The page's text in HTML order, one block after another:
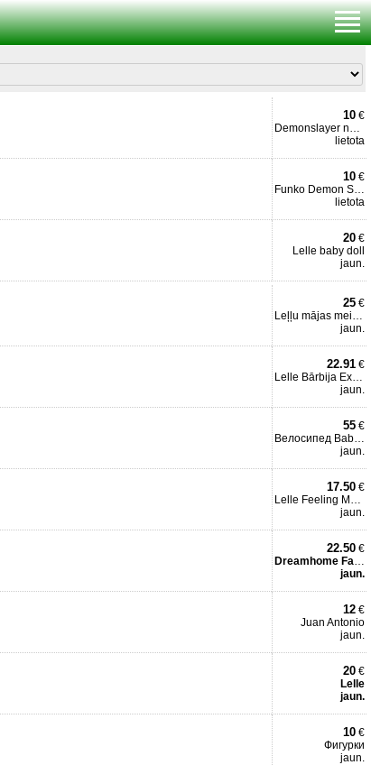
10 €
Demonslayer nezuko kamado
lietota
10 €
Funko Demon Slayer Spider
lietota
20 €
Lelle baby doll
jaun.
25 €
Leļļu mājas meitenēm
jaun.
22.91 €
Lelle Bārbija Extra Fancy
jaun.
55 €
Велосипед Baby born
jaun.
17.50 €
Lelle Feeling Mother
jaun.
22.50 €
Dreamhome Family 6 leļļu māj
jaun.
12 €
Juan Antonio
jaun.
20 €
Lelle
jaun.
10 €
Фигурки
jaun.